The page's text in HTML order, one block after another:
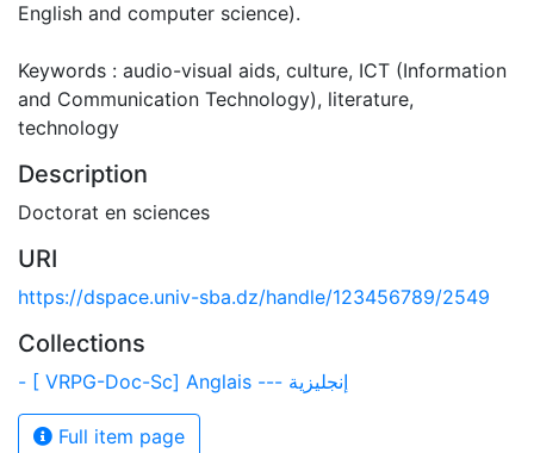
English and computer science).
Keywords : audio-visual aids, culture, ICT (Information
and Communication Technology), literature,
technology
Description
Doctorat en sciences
URI
https://dspace.univ-sba.dz/handle/123456789/2549
Collections
- [ VRPG-Doc-Sc] Anglais --- إنجليزية
Full item page